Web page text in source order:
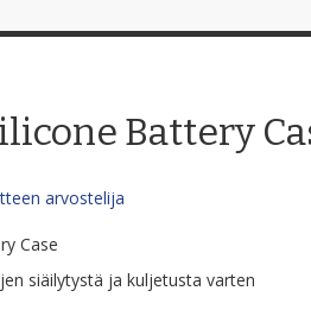
Battery
arvostelija
Case
siäilytystä ja kuljetusta varten